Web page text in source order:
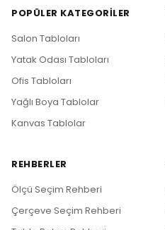
POPÜLER KATEGORILER
Salon Tabloları
Yatak Odası Tabloları
Ofis Tabloları
Yağlı Boya Tablolar
Kanvas Tablolar
REHBERLER
Ölçü Seçim Rehberi
Çerçeve Seçim Rehberi